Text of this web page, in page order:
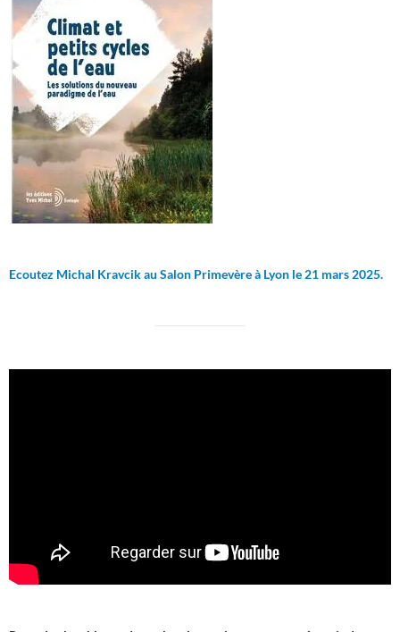
Ecoutez Michal Kravcik au Salon Primevère à Lyon le 21 mars 2025.